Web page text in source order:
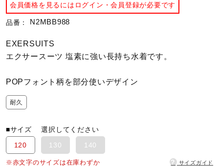
バドミントン
卓球
柔道
会員価格を見るにはログイン・会員登録が必要です
品番： N2MBB988
EXERSUITS
エクサースーツ 塩素に強い長持ち水着です。
POPフォント柄を部分使いデザイン
耐久
■サイズ選択してください
120
130 140
※赤文字のサイズは在庫わずか ? サイズガイド